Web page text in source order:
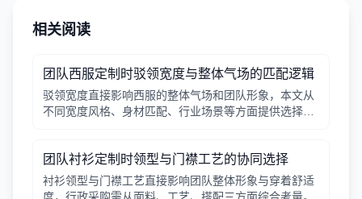
相关阅读
团队西服定制时驳领宽度与整体气场的匹配逻辑
驳领宽度直接影响西服的整体气场和团队形象，本文从
不同宽度风格、身材匹配、行业场景等方面提供选择逻
团队衬衫定制时领型与门襟工艺的协同选择
衬衫领型与门襟工艺直接影响团队整体形象与穿着舒适